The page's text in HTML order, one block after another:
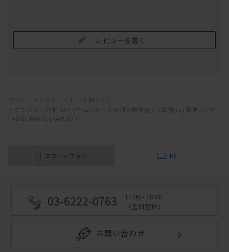
レビューを書く
ホーム ソファ
2・3人掛けソファ
マニ ソファ(片肘 ローアーム) (サイズ3P 肘の向き座って左肘[LL] 張地ランク
FABRIC RANK1 [KAPLIS] )
スマートフォン PC
03-6222-0763
11:00 - 18:00
（土日定休）
お問い合わせ